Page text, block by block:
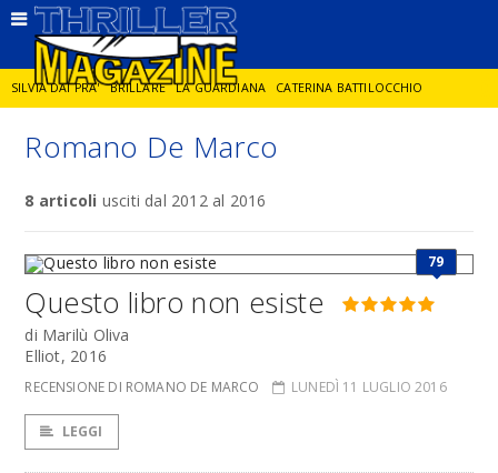
SILVIA DAI PRA' BRILLARE LA GUARDIANA CATERINA BATTILOCCHIO
JORGE DIAZ LA SPIA DELITTO IN CORNICE
Romano De Marco
8 articoli usciti dal 2012 al 2016
79
Questo libro non esiste
di Marilù Oliva
Elliot, 2016
RECENSIONE DI ROMANO DE MARCO LUNEDÌ 11 LUGLIO 2016
LEGGI